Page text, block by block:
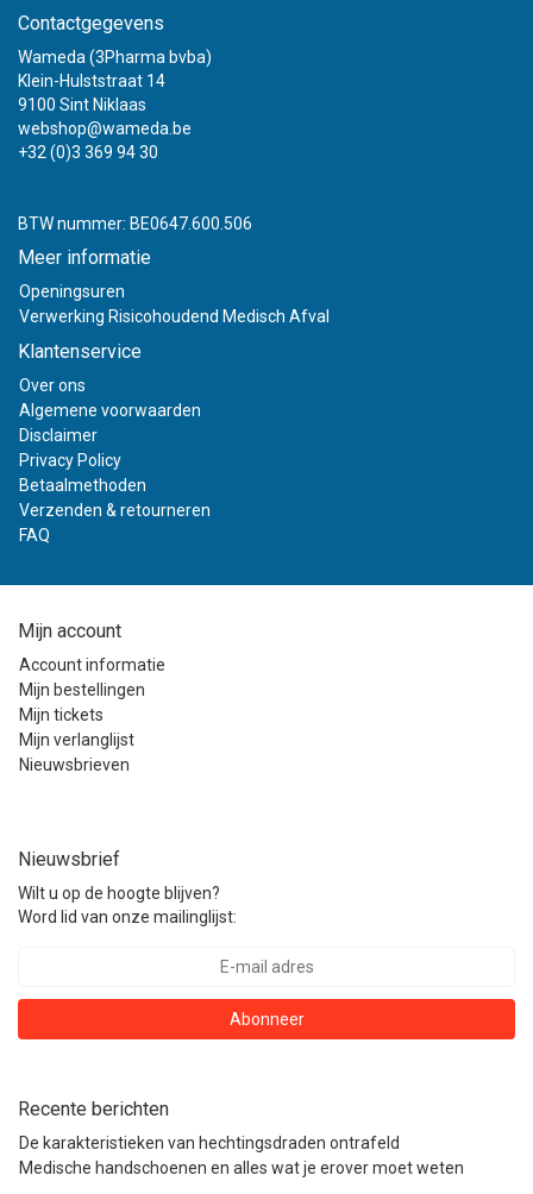
Contactgegevens
Wameda (3Pharma bvba)
Klein-Hulststraat 14
9100 Sint Niklaas
webshop@wameda.be
+32 (0)3 369 94 30
BTW nummer: BE0647.600.506
Meer informatie
Openingsuren
Verwerking Risicohoudend Medisch Afval
Klantenservice
Over ons
Algemene voorwaarden
Disclaimer
Privacy Policy
Betaalmethoden
Verzenden & retourneren
FAQ
Mijn account
Account informatie
Mijn bestellingen
Mijn tickets
Mijn verlanglijst
Nieuwsbrieven
Nieuwsbrief
Wilt u op de hoogte blijven?
Word lid van onze mailinglijst:
Abonneer
Recente berichten
De karakteristieken van hechtingsdraden ontrafeld
Medische handschoenen en alles wat je erover moet weten